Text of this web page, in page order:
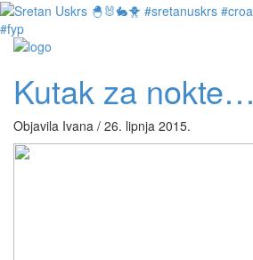
Kutak za nokte…
Objavila Ivana / 26. lipnja 2015.